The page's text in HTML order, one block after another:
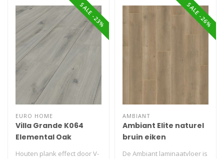
SALE -23%
EURO HOME
Villa Grande K064
Elemental Oak
Houten plank effect door V-
SALE -26%
AMBIANT
Ambiant Elite naturel
bruin eiken
De Ambiant laminaatvloer is